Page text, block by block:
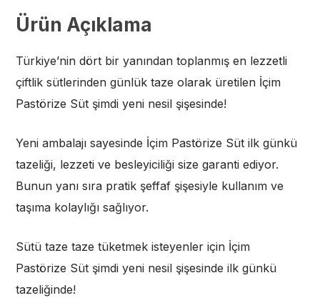
Ürün Açıklama
Türkiye’nin dört bir yanından toplanmış en lezzetli
çiftlik sütlerinden günlük taze olarak üretilen İçim
Pastörize Süt şimdi yeni nesil şişesinde!
Yeni ambalajı sayesinde İçim Pastörize Süt ilk günkü
tazeliği, lezzeti ve besleyiciliği size garanti ediyor.
Bunun yanı sıra pratik şeffaf şişesiyle kullanım ve
taşıma kolaylığı sağlıyor.
Sütü taze taze tüketmek isteyenler için İçim
Pastörize Süt şimdi yeni nesil şişesinde ilk günkü
tazeliğinde!